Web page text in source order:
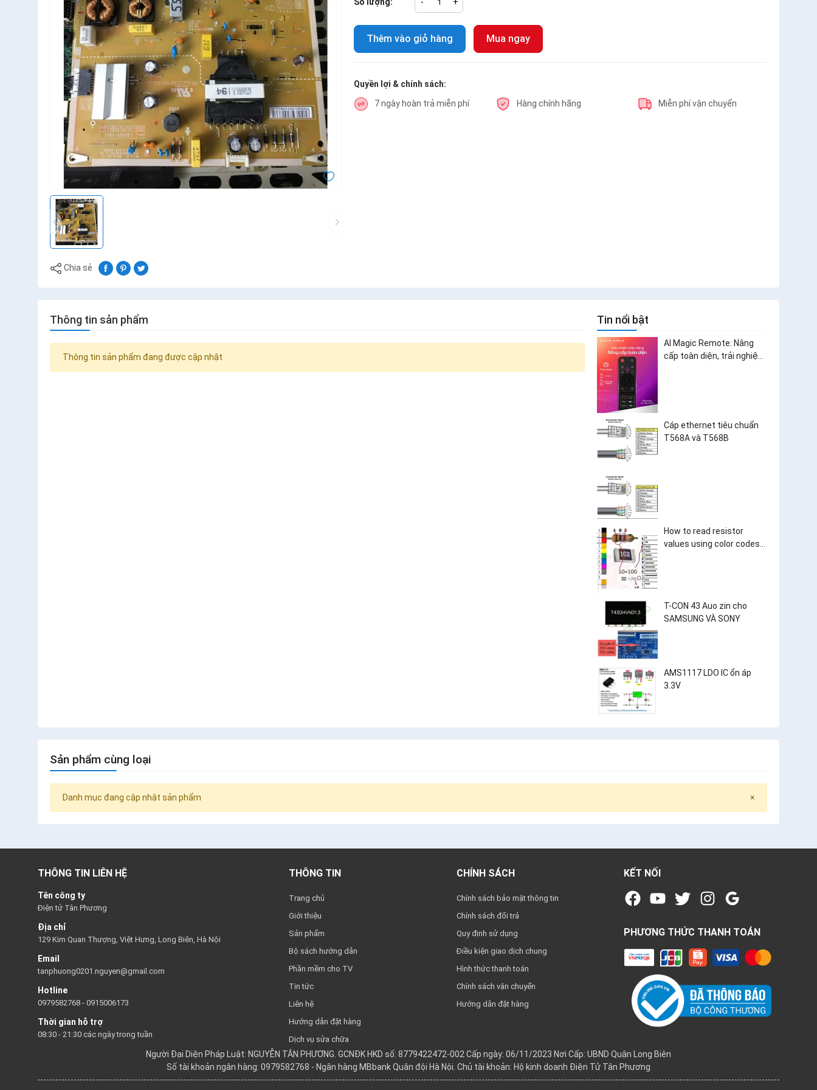
Chia sẻ
Thêm vào giỏ hàng Mua ngay
Quyền lợi & chính sách:
7 ngày hoàn trả miễn phí Hàng chính hãng Miễn phí vận chuyển
Thông tin sản phẩm
Thông tin sản phẩm đang được cập nhật
Tin nổi bật
AI Magic Remote: Nâng
cấp toàn diện, trải nghiệm
Cáp ethernet tiêu chuẩn
T568A và T568B
How to read resistor
values using color codes
T-CON 43 Auo zin cho
SAMSUNG VÀ SONY
AMS1117 LDO IC ổn áp
3.3V
Sản phẩm cùng loại
×
Danh mục đang cập nhật sản phẩm
THÔNG TIN LIÊN HỆ
Tên công ty
Điện tử Tân Phương
Địa chỉ
129 Kim Quan Thượng, Việt Hưng, Long Biên, Hà Nội
Email
tanphuong0201.nguyen@gmail.com
Hotline
0979582768 - 0915006173
Thời gian hỗ trợ
08:30 - 21:30 các ngày trong tuần
THÔNG TIN
Trang chủ
Giới thiệu
Sản phẩm
Bộ sách hướng dẫn
Phần mềm cho TV
Tin tức
Liên hệ
Hướng dẫn đặt hàng
Dịch vụ sửa chữa
CHÍNH SÁCH
Chính sách bảo mật thông tin
Chính sách đổi trả
Quy định sử dụng
Điều kiện giao dịch chung
Hình thức thanh toán
Chính sách vận chuyển
Hướng dẫn đặt hàng
KẾT NỐI
PHƯƠNG THỨC THANH TOÁN
Người Đại Diện Pháp Luật: NGUYỄN TÂN PHƯƠNG. GCNĐK HKD số: 8779422472-002 Cấp ngày: 06/11/2023 Nơi Cấp: UBND Quận Long Biên
Số tài khoản ngân hàng: 0979582768 - Ngân hàng MBbank Quân đội Hà Nội. Chủ tài khoản: Hộ kinh doanh Điện Tử Tân Phương